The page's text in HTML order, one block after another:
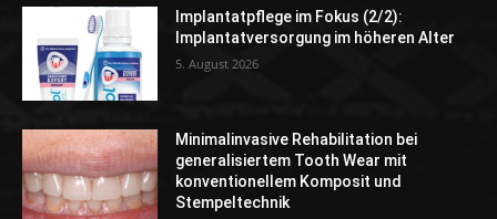
Implantatpflege im Fokus (2/2):
Implantatversorgung im höheren Alter
5. August 2026
Minimalinvasive Rehabilitation bei
generalisiertem Tooth Wear mit
konventionellem Komposit und
Stempeltechnik